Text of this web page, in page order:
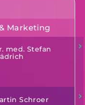
Marketing
med. Stefan
Schroer